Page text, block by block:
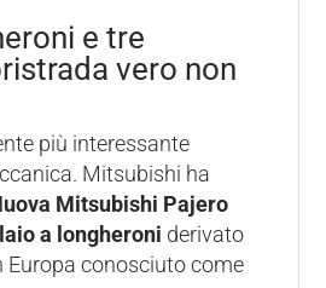
e tre
vero non
più interessante
Mitsubishi ha
Mitsubishi Pajero
a longheroni derivato
Europa conosciuto come